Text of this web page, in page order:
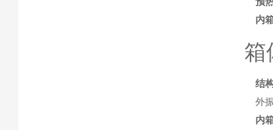
内
箱
结
外
内